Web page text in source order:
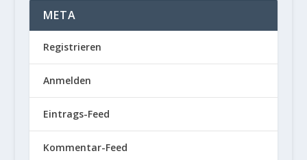
META
Registrieren
Anmelden
Eintrags-Feed
Kommentar-Feed